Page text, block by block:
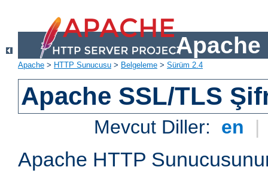
Apache
Apache > HTTP Sunucusu > Belgeleme > Sürüm 2.4
Apache SSL/TLS
Mevcut Diller: en |
Apache HTTP